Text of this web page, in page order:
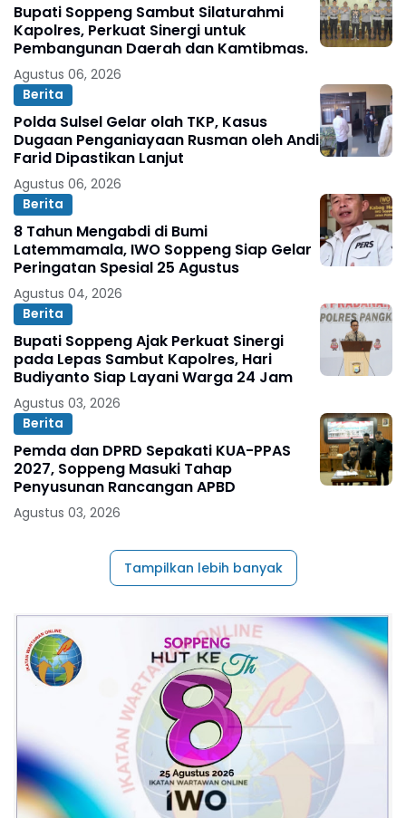
Bupati Soppeng Sambut Silaturahmi
Kapolres, Perkuat Sinergi untuk
Pembangunan Daerah dan Kamtibmas.
Agustus 06, 2026
Berita
Polda Sulsel Gelar olah TKP, Kasus
Dugaan Penganiayaan Rusman oleh Andi
Farid Dipastikan Lanjut
Agustus 06, 2026
Berita
8 Tahun Mengabdi di Bumi
Latemmamala, IWO Soppeng Siap Gelar
Peringatan Spesial 25 Agustus
Agustus 04, 2026
Berita
Bupati Soppeng Ajak Perkuat Sinergi
pada Lepas Sambut Kapolres, Hari
Budiyanto Siap Layani Warga 24 Jam
Agustus 03, 2026
Berita
Pemda dan DPRD Sepakati KUA-PPAS
2027, Soppeng Masuki Tahap
Penyusunan Rancangan APBD
Agustus 03, 2026
Tampilkan lebih banyak